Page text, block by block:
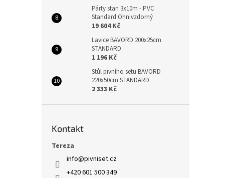
Párty stan 3x10m - PVC
Standard Ohnivzdorný
19 604 Kč
Lavice BAVORD 200x25cm
STANDARD
1 196 Kč
Stůl pivního setu BAVORD
220x50cm STANDARD
2 333 Kč
Kontakt
Tereza
info@pivniset.cz
+420 601 500 349